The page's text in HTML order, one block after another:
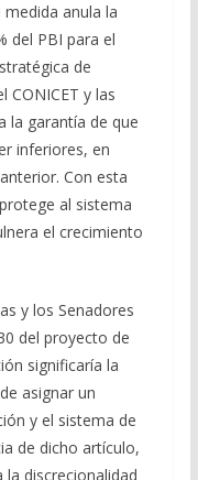
anula la
del PBI para el
de
y las
la garantía de que
inferiores, en
Con esta
al sistema
el crecimiento
y los Senadores
del proyecto de
significaría la
asignar un
y el sistema de
de dicho artículo,
discrecionalidad